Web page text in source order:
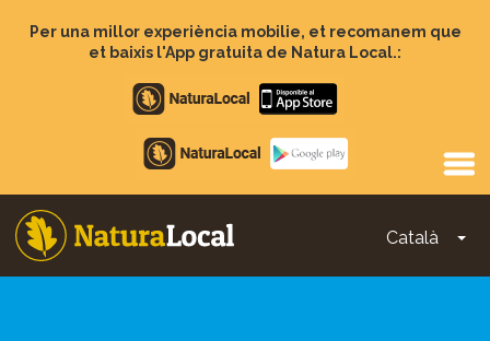
Per una millor experiència mobilie, et recomanem que
et baixis l'App gratuita de Natura Local.:
Apple
store
Google
Play
Català
Main